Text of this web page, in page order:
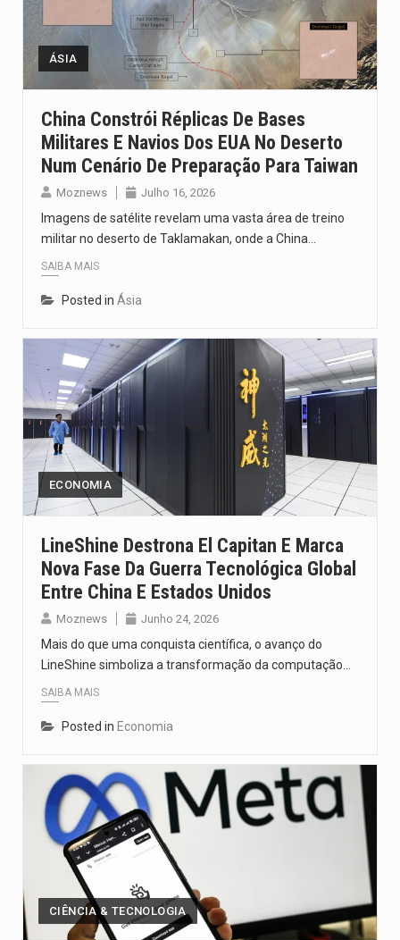
Um dos casos mais graves envolveu a residência de Sam…
A cidade de Bunia, capital da província de Ituri, tornou-se…
Legislação, renomeada em homenagem ao falecido senador Lindsey Graham, foi…
ÁSIA
China Constrói Réplicas De Bases
Militares E Navios Dos EUA No Deserto
Num Cenário De Preparação Para Taiwan
Moznews Julho 16, 2026
Imagens de satélite revelam uma vasta área de treino
militar no deserto de Taklamakan, onde a China…
SAIBA MAIS
Posted in Ásia
ECONOMIA
LineShine Destrona El Capitan E Marca
Nova Fase Da Guerra Tecnológica Global
Entre China E Estados Unidos
Moznews Junho 24, 2026
Mais do que uma conquista científica, o avanço do
LineShine simboliza a transformação da computação…
SAIBA MAIS
Posted in Economia
CIÊNCIA & TECNOLOGIA